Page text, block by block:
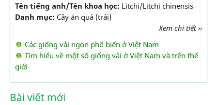
Tên tiếng anh/Tên khoa học: Litchi/Litchi chinensis
Danh mục: Cây ăn quả (trái)
Xem chi tiết ››
Các giống vải ngon phổ biến ở Việt Nam
Tìm hiểu về một số giống vải ở Việt Nam và trên thế
giới
Bài viết mới